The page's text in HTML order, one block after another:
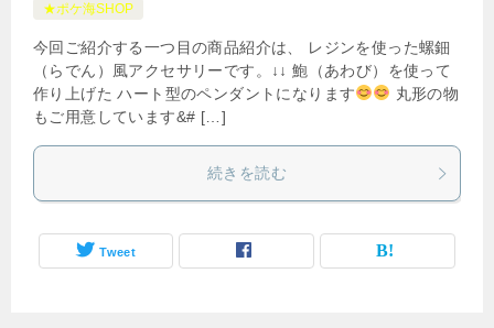
★ポケ海SHOP
今回ご紹介する一つ目の商品紹介は、 レジンを使った螺鈿
（らでん）風アクセサリーです。↓↓ 鮑（あわび）を使って
作り上げた ハート型のペンダントになります
丸形の物
もご用意しています&# […]
続きを読む
Tweet